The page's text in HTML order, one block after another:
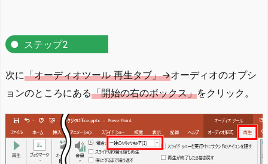
ステップ2
次に「オーディオツール 再生タブ」→オーディオのオプシ
ョンのところにある「開始の右のボックス」をクリック。